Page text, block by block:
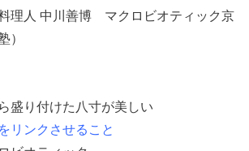
理人 中川善博 マクロビオティック京
）
盛り付けた八寸が美しい
リンクさせること